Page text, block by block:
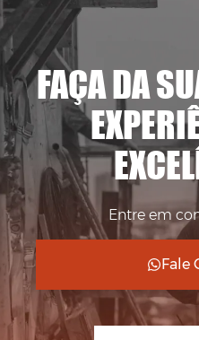
FAÇA DA
Entre em
Fale